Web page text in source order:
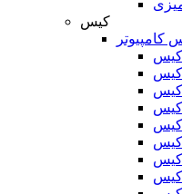
کیس
کامپیوتر